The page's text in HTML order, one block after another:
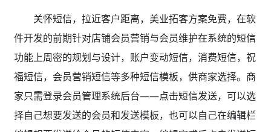
关怀短信，拉近客户距离，美业拓客方案免费， 在软
件开发的前期针对店铺会员营销与会员维护在系统的短信
功能上周密的规划与设计，账户变动短信，消费短信，祝
福短信，会员营销短信等多种短信模板，供商家选择。商
家只需登录会员管理系统后台——点击短信发送，可以选
择自己想要发送的会员和发送模板，也可以自己在编辑栏